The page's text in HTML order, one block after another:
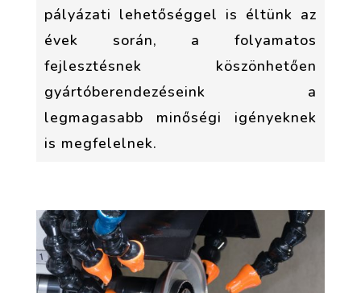
pályázati lehetőséggel is éltünk az
évek során, a folyamatos
fejlesztésnek köszönhetően
gyártóberendezéseink a
legmagasabb minőségi igényeknek
is megfelelnek.